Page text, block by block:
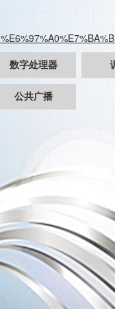
数字处理器
RATE204
RATE306
DG-8.8(Dante新品）
公共广播